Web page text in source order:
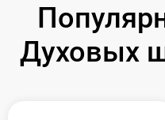
Духовых